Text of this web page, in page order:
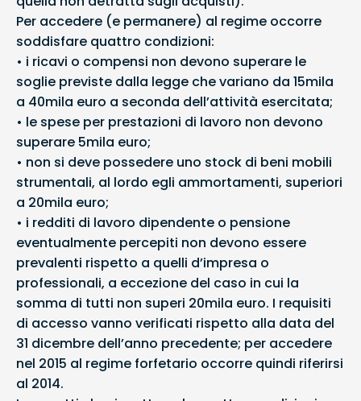
Per accedere (e permanere) al regime occorre
soddisfare quattro condizioni:
• i ricavi o compensi non devono superare le
soglie previste dalla legge che variano da 15mila
a 40mila euro a seconda dell’attività esercitata;
• le spese per prestazioni di lavoro non devono
superare 5mila euro;
• non si deve possedere uno stock di beni mobili
strumentali, al lordo egli ammortamenti, superiori
a 20mila euro;
• i redditi di lavoro dipendente o pensione
eventualmente percepiti non devono essere
prevalenti rispetto a quelli d’impresa o
professionali, a eccezione del caso in cui la
somma di tutti non superi 20mila euro. I requisiti
di accesso vanno verificati rispetto alla data del
31 dicembre dell’anno precedente; per accedere
nel 2015 al regime forfetario occorre quindi riferirsi
al 2014.